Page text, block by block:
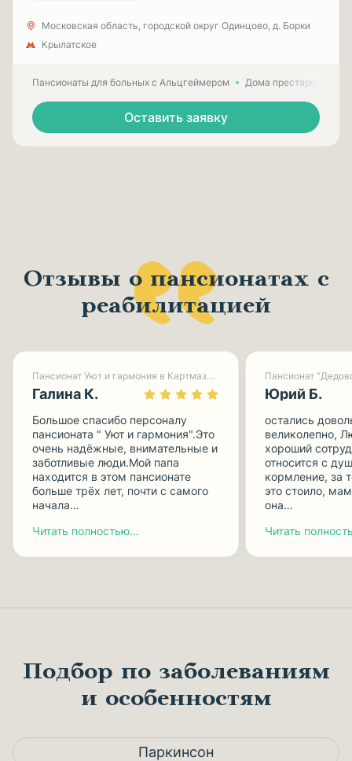
Московская область, городской округ Одинцово, д. Борки
Крылатское
Пансионаты для больных с Альцгеймером Дома престарелых
Оставить заявку
Отзывы о пансионатах с
реабилитацией
Пансионат Уют и гармония в Картмазово-1
Галина К.
Большое спасибо персоналу
пансионата " Уют и гармония".Это
очень надёжные, внимательные и
заботливые люди.Мой папа
находится в этом пансионате
больше трёх лет, почти с самого
начала…
Читать полностью...
Пансионат
Юрий Б.
остались
великолепно,
хороший
относится с
кормление, за
это стоило,
она…
Читать
Подбор по заболеваниям
и особенностям
Паркинсон